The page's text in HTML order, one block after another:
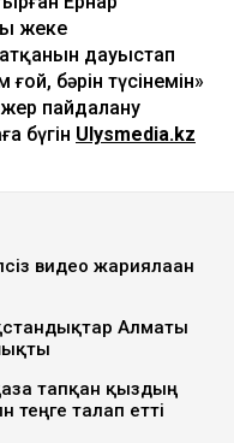
жеке
дауыстап
бәрін түсінемін»
пайдалану
бүгін Ulysmedia.kz
видео жариялаған
Алматы
тапқан қыздың
теңге талап етті